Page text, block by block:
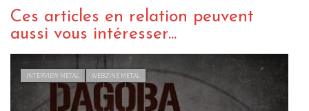
Ces articles en relation peuvent
aussi vous intéresser...
INTERVIEW METAL WEBZINE METAL